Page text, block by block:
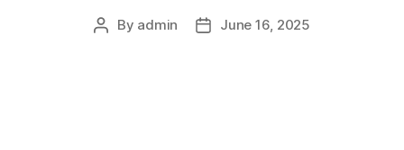
By admin June 16, 2025